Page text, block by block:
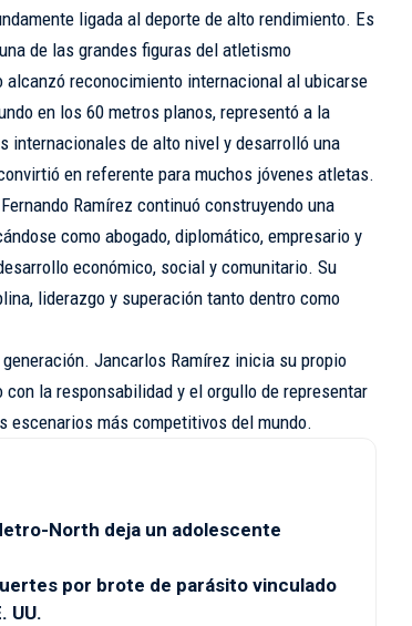
ligada al deporte de alto rendimiento. Es
de las grandes figuras del atletismo
alcanzó reconocimiento internacional al ubicarse
en los 60 metros planos, representó a la
internacionales de alto nivel y desarrolló una
en referente para muchos jóvenes atletas.
Ramírez continuó construyendo una
como abogado, diplomático, empresario y
económico, social y comunitario. Su
liderazgo y superación tanto dentro como
Jancarlos Ramírez inicia su propio
la responsabilidad y el orgullo de representar
escenarios más competitivos del mundo.
North deja un adolescente
por brote de parásito vinculado
UU.